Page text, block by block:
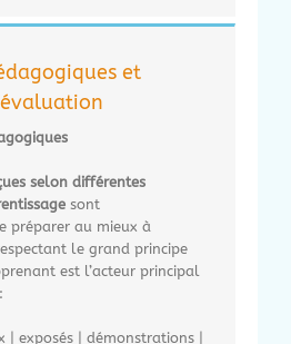
et
selon différentes
sont
préparer au mieux à
le grand principe
est l’acteur principal
| exposés | démonstrations |